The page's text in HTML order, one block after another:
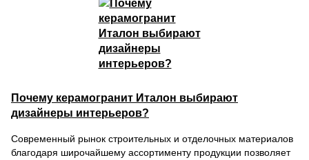
Почему керамогранит Италон выбирают
дизайнеры интерьеров?
Современный рынок строительных и отделочных материалов
благодаря широчайшему ассортименту продукции позволяет